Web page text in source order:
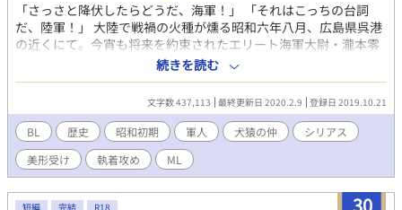
「さっさと降伏したらどうだ、海軍！」 「それはこっちの台詞
だ、陸軍！」 大陸で戦禍の火種が燻る昭和六年八月、広島県呉港
の近くにて。今宵も将来を約束されたエリート海軍大尉・瀧本零
士と素行不良が原因で出世コースを外された陸軍大尉・尾坂仙が
大喧嘩を繰り広げていた。周囲を呆れさせるほどの罵倒と殴り合
いを続ける瀧本と尾坂だったが、しかしどういうわけか二人は喧
嘩の最中に忽然と姿を消してしまうことでも有名だった。そんな
彼らが乱闘現場から抜け出して向かう先は尾坂の下宿先。 実は喧
嘩をしているその裏で、二人は密かに逢い引きを行っていたの
だ。 瀧本が上陸するその日は、二人は尾坂の下宿先で激しい交接
を行い夜を明かしていた。無論、これは誰にもバレてはいけない
秘密である。 犬猿の仲で有名な二人が、態々危険を冒してまで逢
続きを読む
文字数 437,113 最終更新日 2020.2.9 登録日 2019.10.21
BL 歴史 昭和初期 軍人 犬猿の仲
シリアス
美形受け
執着攻め ML
短編 完結 R18